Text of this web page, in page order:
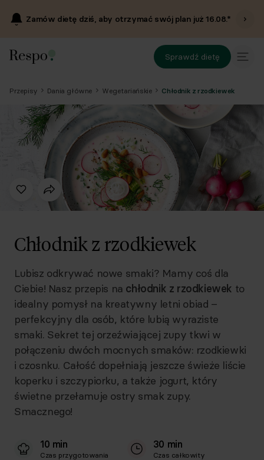
Zamów dietę dziś, aby otrzymać swój plan już16.08.*
Sprawdź dietę
Przepisy Dania główne Wegetariańskie Chłodnik z rzodkiewek
Chłodnik z rzodkiewek
Lubisz odkrywać nowe smaki? Mamy coś dla
Ciebie! Nasz przepis na chłodnik z rzodkiewek to
idealny pomysł na kreatywny letni obiad –
perfekcyjny dla osób, które lubią wyraziste
smaki. Sekret tej orzeźwiającej zupy tkwi w
połączeniu dwóch mocnych smaków: rzodkiewki
i czosnku. Całość dopełniają jeszcze świeże liście
koperku i szczypiorku, a także jogurt, który
świetne przełamuje ostry smak zupy.
Smacznego!
10 min
Czas przygotowania
30 min
Czas całkowity